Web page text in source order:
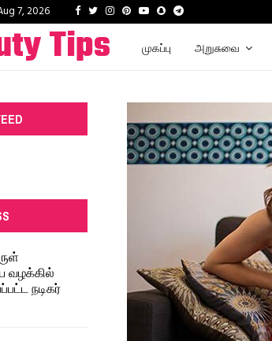
7, 2026 Facebook
TwitterInstagram
PinterestYoutube
SnapchatTelegram
Tips முகப்பு அறுசுவை
வழக்கில்
நடிகர்